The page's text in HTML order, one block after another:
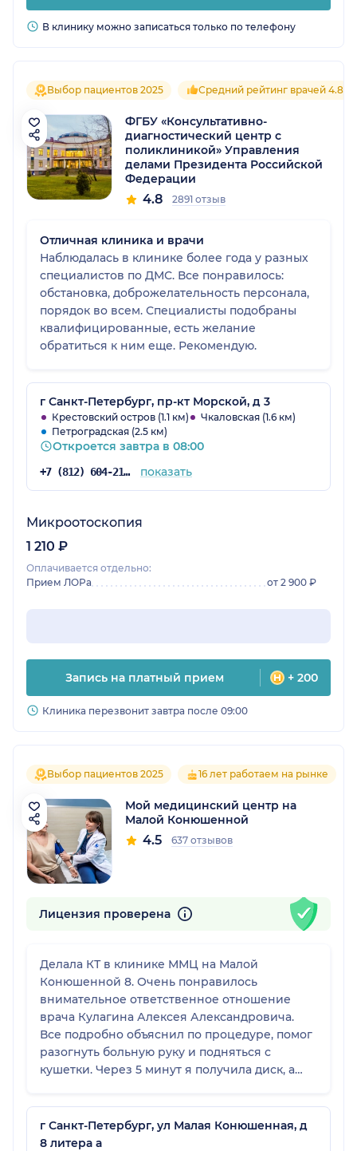
В клинику можно записаться только по телефону
Выбор пациентов 2025 Средний рейтинг врачей 4.8
ФГБУ «Консультативно-
диагностический центр с
поликлиникой» Управления
делами Президента Российской
Федерации
4.8 2891 отзыв
Отличная клиника и врачи
Наблюдалась в клинике более года у разных
специалистов по ДМС. Все понравилось:
обстановка, доброжелательность персонала,
порядок во всем. Специалисты подобраны
квалифицированные, есть желание
обратиться к ним еще. Рекомендую.
г Санкт-Петербург, пр-кт Морской, д 3
Крестовский остров (1.1 км)
Чкаловская (1.6 км)
Петроградская (2.5 км)
Откроется завтра в 08:00
+7 (812) 604-21-54 показать
Микроотоскопия
1 210 ₽
Оплачивается отдельно:
Прием ЛОРа
от 2 900 ₽
Запись на платный прием + 200
Клиника перезвонит завтра после 09:00
Выбор пациентов 2025 16 лет работаем на рынке
Мой медицинский центр на
Малой Конюшенной
4.5 637 отзывов
Лицензия проверена
Делала КТ в клинике ММЦ на Малой
Конюшенной 8. Очень понравилось
внимательное ответственное отношение
врача Кулагина Алексея Александровича.
Все подробно объяснил по процедуре, помог
разогнуть больную руку и подняться с
кушетки. Через 5 минут я получила диск, а
г Санкт-Петербург, ул Малая Конюшенная, д
8 литера а